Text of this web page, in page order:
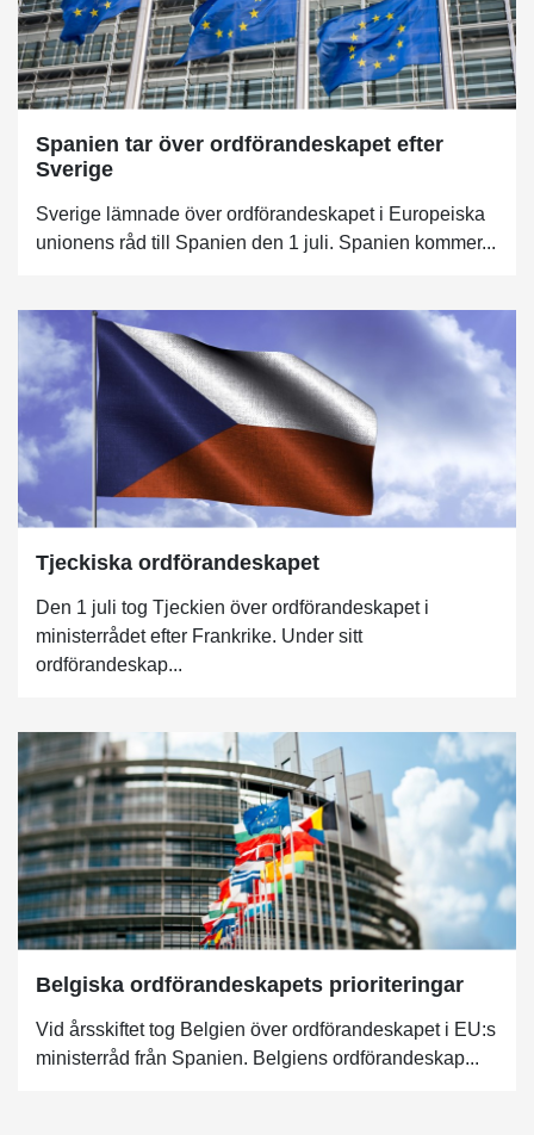
Spanien tar över ordförandeskapet efter
Sverige
Sverige lämnade över ordförandeskapet i Europeiska
unionens råd till Spanien den 1 juli. Spanien kommer...
Tjeckiska ordförandeskapet
Den 1 juli tog Tjeckien över ordförandeskapet i
ministerrådet efter Frankrike. Under sitt
ordförandeskap...
Belgiska ordförandeskapets prioriteringar
Vid årsskiftet tog Belgien över ordförandeskapet i EU:s
ministerråd från Spanien. Belgiens ordförandeskap...